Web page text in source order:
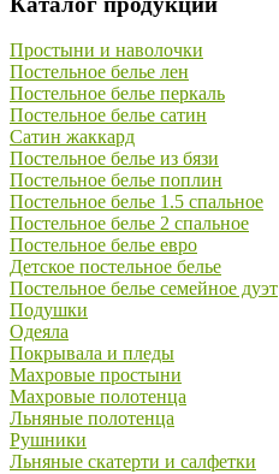
Простыни и наволочки
Постельное белье лен
Постельное белье перкаль
Постельное белье сатин
Сатин жаккард
Постельное белье из бязи
Постельное белье поплин
Постельное белье 1.5 спальное
Постельное белье 2 спальное
Постельное белье евро
Детское постельное белье
Постельное белье семейное дуэт
Подушки
Одеяла
Покрывала и пледы
Махровые простыни
Махровые полотенца
Льняные полотенца
Рушники
Льняные скатерти и салфетки